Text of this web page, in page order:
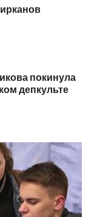
покинула
депкульте